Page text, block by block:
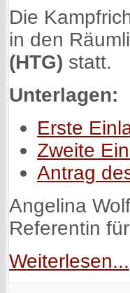
Die
in den
(HTG) statt.
Unterlagen:
Erste
Zweite
Antrag
Angelina Wolf
Referentin
Weiterlesen...